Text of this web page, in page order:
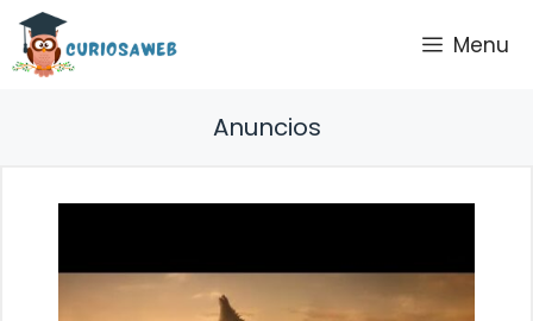
Saltar
contenido
Menu
Anuncios